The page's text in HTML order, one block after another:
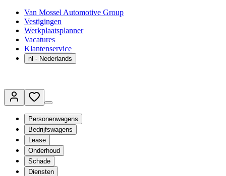
Van Mossel Automotive Group
Vestigingen
Werkplaatsplanner
Vacatures
Klantenservice
nl - Nederlands
Personenwagens
Bedrijfswagens
Lease
Onderhoud
Schade
Diensten